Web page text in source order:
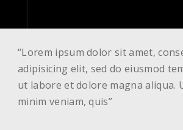
“Lorem ipsum dolor sit amet,
adipisicing elit, sed do eiusmod
ut labore et dolore magna aliqua.
minim veniam, quis”